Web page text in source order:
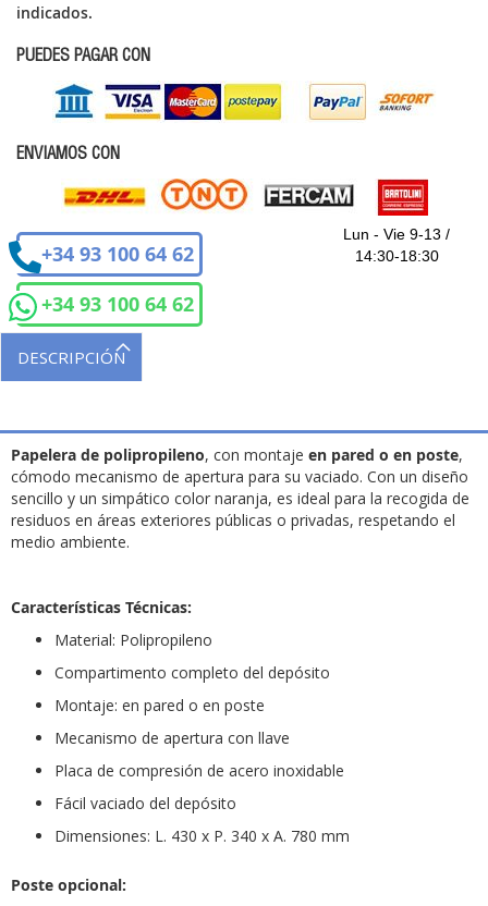
indicados.
PUEDES PAGAR CON
ENVIAMOS CON
+34 93 100 64 62
+34 93 100 64 62
Lun - Vie 9-13 /
14:30-18:30
DESCRIPCIÓN
Papelera de polipropileno, con montaje en pared o en poste,
cómodo mecanismo de apertura para su vaciado. Con un diseño
sencillo y un simpático color naranja, es ideal para la recogida de
residuos en áreas exteriores públicas o privadas, respetando el
medio ambiente.
Características Técnicas:
Material: Polipropileno
Compartimento completo del depósito
Montaje: en pared o en poste
Mecanismo de apertura con llave
Placa de compresión de acero inoxidable
Fácil vaciado del depósito
Dimensiones: L. 430 x P. 340 x A. 780 mm
Poste opcional: